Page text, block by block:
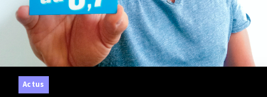
BESOIN
DE VOUS
Je signe
Je relaie
Actus